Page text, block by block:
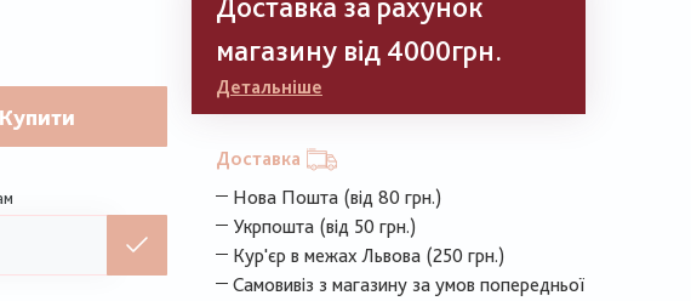
Купити
магазину від 4000грн.
Детальніше
Доставка
Нова Пошта (від 80 грн.)
Укрпошта (від 50 грн.)
Кур'єр в межах Львова (250 грн.)
Самовивіз з магазину за умов попередньої